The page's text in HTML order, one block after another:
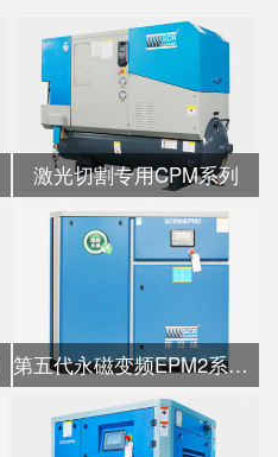
激光切割专用CPM系列
第五代永磁变频EPM2系列水冷